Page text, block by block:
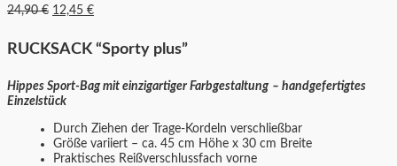
24,90€ 12,45 €
RUCKSACK “Sporty plus”
Hippes Sport-Bag mit einzigartiger Farbgestaltung – handgefertigtes
Einzelstück
Durch Ziehen der Trage-Kordeln verschließbar
Größe variiert – ca. 45 cm Höhe x 30 cm Breite
Praktisches Reißverschlussfach vorne